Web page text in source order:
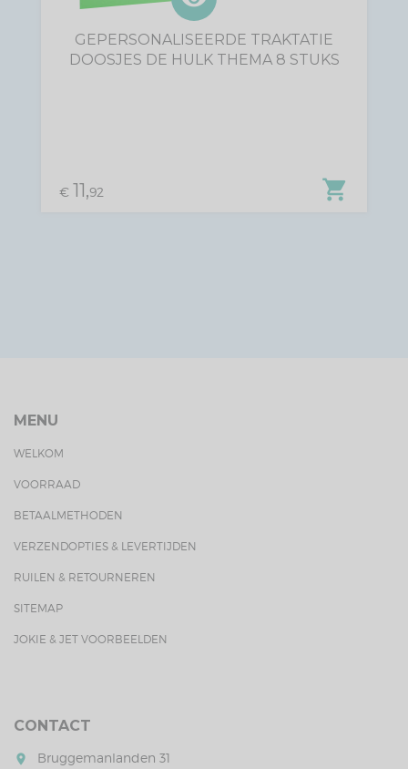
shopping_cart
GEPERSONALISEERDE TRAKTATIE
DOOSJES DE HULK THEMA 8 STUKS
€ 11,92
MENU
WELKOM
VOORRAAD
BETAALMETHODEN
VERZENDOPTIES & LEVERTIJDEN
RUILEN & RETOURNEREN
SITEMAP
JOKIE & JET VOORBEELDEN
CONTACT
room Bruggemanlanden 31